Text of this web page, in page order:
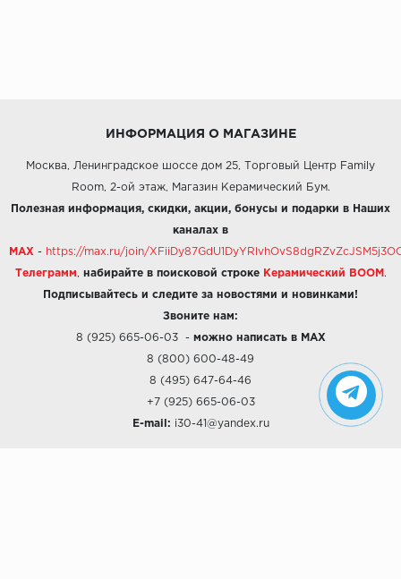
ИНФОРМАЦИЯ О МАГАЗИНЕ
Москва, Ленинградское шоссе дом 25, Торговый Центр Family
Room, 2-ой этаж, Магазин Керамический Бум.
Полезная информация, скидки, акции, бонусы и подарки в Наших
каналах в
MAX - https://max.ru/join/
Телеграмм набирайте в поисковой строке Керамический BOOM .
Подписывайтесь и следите за новостями и новинками!
Звоните нам:
8 (925) 665-06-03- можно написать в MAX
8 (800) 600-48-49
8 (495) 647-64-46
+7 (925) 665-06-03
E-mail: i30-41@yandex.ru